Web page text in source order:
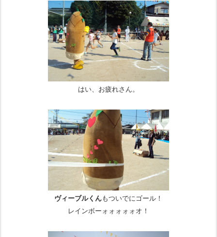
はい、お疲れさん。
ヴィーブルくんもついでにゴール！
レインボーォォォォォオ！